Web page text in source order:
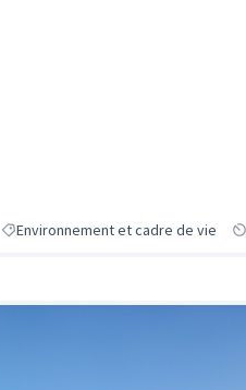
Environnement et cadre de vie